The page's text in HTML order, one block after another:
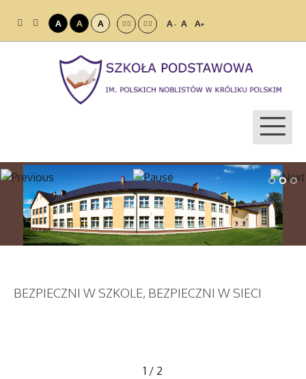
A A A A- A A+
BEZPIECZNI W SZKOLE, BEZPIECZNI W SIECI
1 / 2